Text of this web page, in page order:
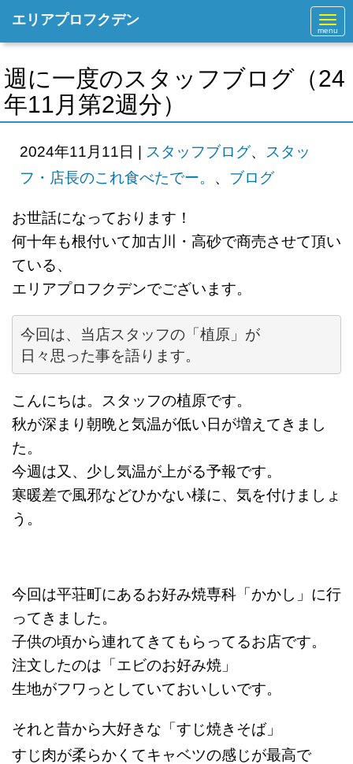
N
a
v
g
a
o
エリアプロフクデン
週に一度のスタッフブログ（24
年11月第2週分）
2024年11月11日 | スタッフブログ、
スタッ
フ・店長のこれ食べたでー。 、 ブログ
お世話になっております！
何十年も根付いて加古川・高砂で商売させて頂い
ている、
エリアプロフクデンでございます。
今回は、当店スタッフの「植原」が
日々思った事を語ります。
こんにちは。スタッフの植原です。
秋が深まり朝晩と気温が低い日が増えてきまし
た。
今週は又、少し気温が上がる予報です。
寒暖差で風邪などひかない様に、気を付けましょ
う。
今回は平荘町にあるお好み焼専科「かかし」に行
ってきました。
子供の頃から連れてきてもらってるお店です。
注文したのは「エビのお好み焼」
生地がフワっとしていておいしいです。
それと昔から大好きな「すじ焼きそば」
すじ肉が柔らかくてキャベツの感じが最高で